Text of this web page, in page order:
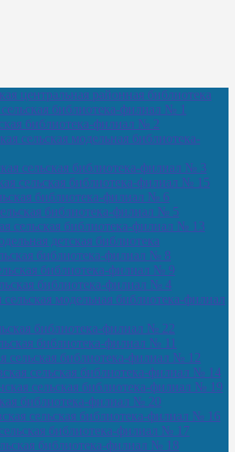
центральная районная библиотека
библиотека-филиал № 1
библиотека-филиал № 2
сельская модельная библиотека-
сельская библиотека-филиал № 3
сельская библиотека-филиал № 15
библиотека-филиал № 6
библиотека-филиал № 5
сельская библиотека-филиал № 13
детская библиотека
библиотека-филиал № 8
библиотека-филиал № 9
библиотека-филиал № 4
модельная библиотека-филиал
библиотека-филиал № 22
библиотека-филиал № 11
сельская библиотека-филиал № 12
сельская библиотека-филиал № 14
сельская библиотека-филиал № 19
библиотека-филиал № 20
сельская библиотека-филиал № 16
библиотека-филиал № 17
библиотека-филиал № 18